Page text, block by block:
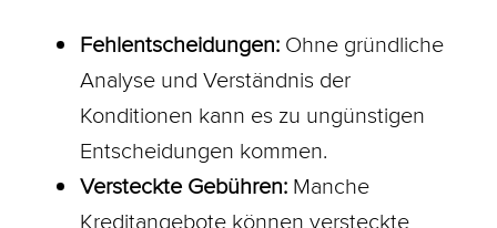
Fehlentscheidungen:Ohne gründliche
Analyse und Verständnis der
Konditionen kann es zu ungünstigen
Entscheidungen kommen.
Versteckte Gebühren:Manche
Kreditangebote können versteckte